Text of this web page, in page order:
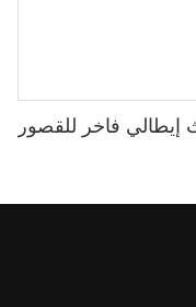
إيطالي فاخر للقصور